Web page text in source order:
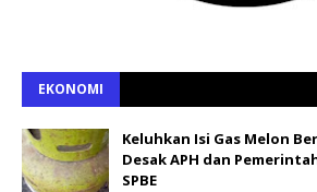
EKONOMI
Keluhkan Isi Gas Melon
Desak APH dan
SPBE